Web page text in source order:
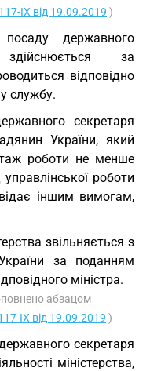
IX від 19.09.2019 )
державного
здійснюється за
відповідно
службу.
секретаря
України, який
роботи не менше
роботи
іншим вимогам,
звільняється з
за поданням
міністра.
абзацом
IX від 19.09.2019 )
секретаря
міністерства,